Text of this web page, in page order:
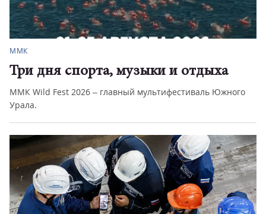
ММК
Три дня спорта, музыки и отдыха
ММК Wild Fest 2026 – главный мультифестиваль Южного
Урала.